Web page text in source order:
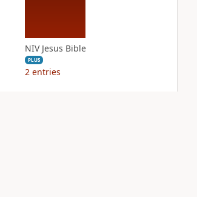
NIV Jesus Bible
PLUS
2 entries